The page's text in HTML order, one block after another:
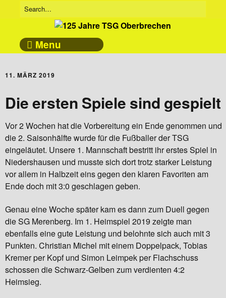
Menu
11. MÄRZ 2019
Die ersten Spiele sind gespielt
Vor 2 Wochen hat die Vorbereitung ein Ende genommen und
die 2. Saisonhälfte wurde für die Fußballer der TSG
eingeläutet. Unsere 1. Mannschaft bestritt ihr erstes Spiel in
Niedershausen und musste sich dort trotz starker Leistung
vor allem in Halbzeit eins gegen den klaren Favoriten am
Ende doch mit 3:0 geschlagen geben.
Genau eine Woche später kam es dann zum Duell gegen
die SG Merenberg. Im 1. Heimspiel 2019 zeigte man
ebenfalls eine gute Leistung und belohnte sich auch mit 3
Punkten. Christian Michel mit einem Doppelpack, Tobias
Kremer per Kopf und Simon Leimpek per Flachschuss
schossen die Schwarz-Gelben zum verdienten 4:2
Heimsieg.